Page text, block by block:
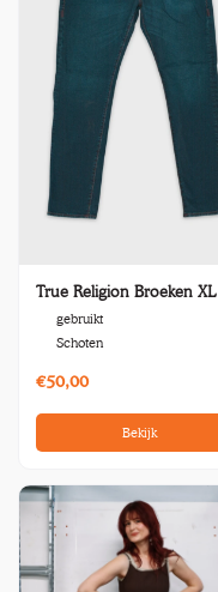
True Religion Broeken XL
gebruikt
Schoten
€50,00
Bekijk